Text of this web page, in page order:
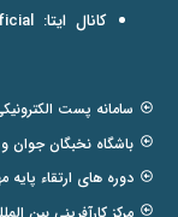
کانال ایتا:
سامانه پست
باشگاه نخبگان جوان
دوره های ارتقاء